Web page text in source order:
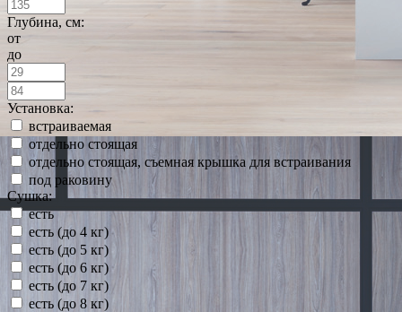
Глубина, см:
от
до
Установка:
встраиваемая
отдельно стоящая
отдельно стоящая, съемная крышка для встраивания
под раковину
Сушка:
есть
есть (до 4 кг)
есть (до 5 кг)
есть (до 6 кг)
есть (до 7 кг)
есть (до 8 кг)